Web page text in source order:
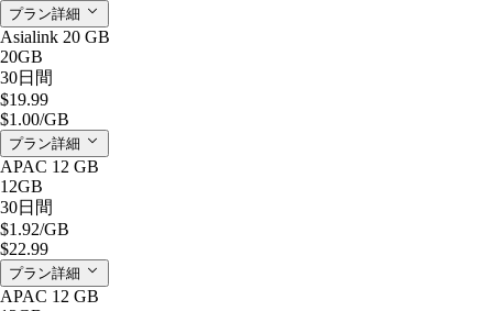
プラン詳細
Asialink 20 GB
20GB
30日間
$19.99
$1.00/GB
プラン詳細
APAC 12 GB
12GB
30日間
$1.92/GB
$22.99
プラン詳細
APAC 12 GB